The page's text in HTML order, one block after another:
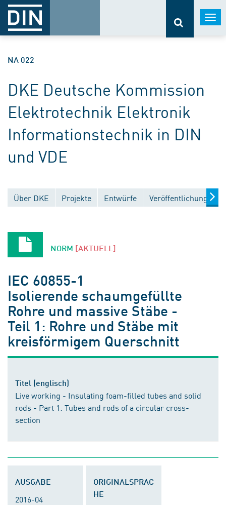
NA 022
DKE Deutsche Kommission
Elektrotechnik Elektronik
Informationstechnik in DIN
und VDE
Über DKE Projekte Entwürfe Veröffentlichungen
NORM [AKTUELL]
IEC 60855-1
Isolierende schaumgefüllte
Rohre und massive Stäbe -
Teil 1: Rohre und Stäbe mit
kreisförmigem Querschnitt
Titel (englisch)
Live working - Insulating foam-filled tubes and solid
rods - Part 1: Tubes and rods of a circular cross-
section
AUSGABE
2016-04
ORIGINALSPRAC
HE